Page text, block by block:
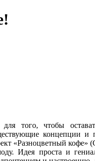
того, чтобы
концепции и
«Разноцветный кофе»
Идея проста и